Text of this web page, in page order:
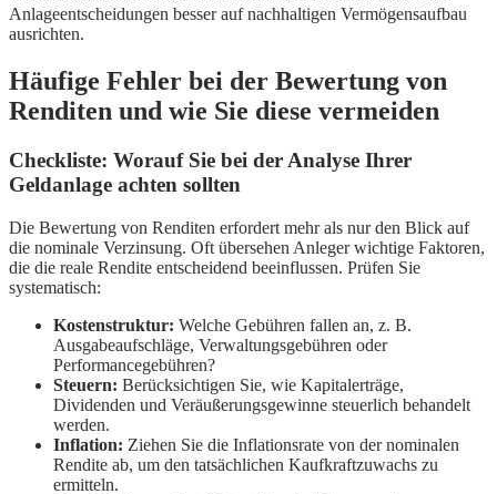
Anlageentscheidungen besser auf nachhaltigen Vermögensaufbau
ausrichten.
Häufige Fehler bei der Bewertung von
Renditen und wie Sie diese vermeiden
Checkliste: Worauf Sie bei der Analyse Ihrer
Geldanlage achten sollten
Die Bewertung von Renditen erfordert mehr als nur den Blick auf
die nominale Verzinsung. Oft übersehen Anleger wichtige Faktoren,
die die reale Rendite entscheidend beeinflussen. Prüfen Sie
systematisch:
Kostenstruktur: Welche Gebühren fallen an, z. B.
Ausgabeaufschläge, Verwaltungsgebühren oder
Performancegebühren?
Steuern: Berücksichtigen Sie, wie Kapitalerträge,
Dividenden und Veräußerungsgewinne steuerlich behandelt
werden.
Inflation: Ziehen Sie die Inflationsrate von der nominalen
Rendite ab, um den tatsächlichen Kaufkraftzuwachs zu
ermitteln.